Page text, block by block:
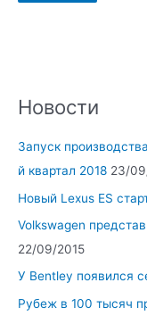
Новости
Запуск
й квартал 2018 23/
Новый Lexus ES
Volkswagen
22/09/2015
У Bentley появился
Рубеж в 100 тысяч